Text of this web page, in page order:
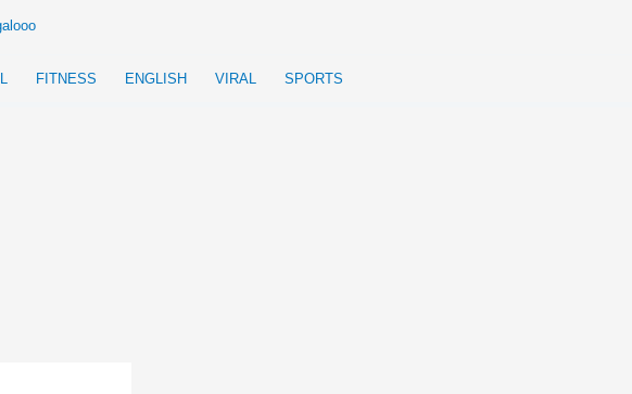
FITNESS ENGLISH VIRAL SPORTS